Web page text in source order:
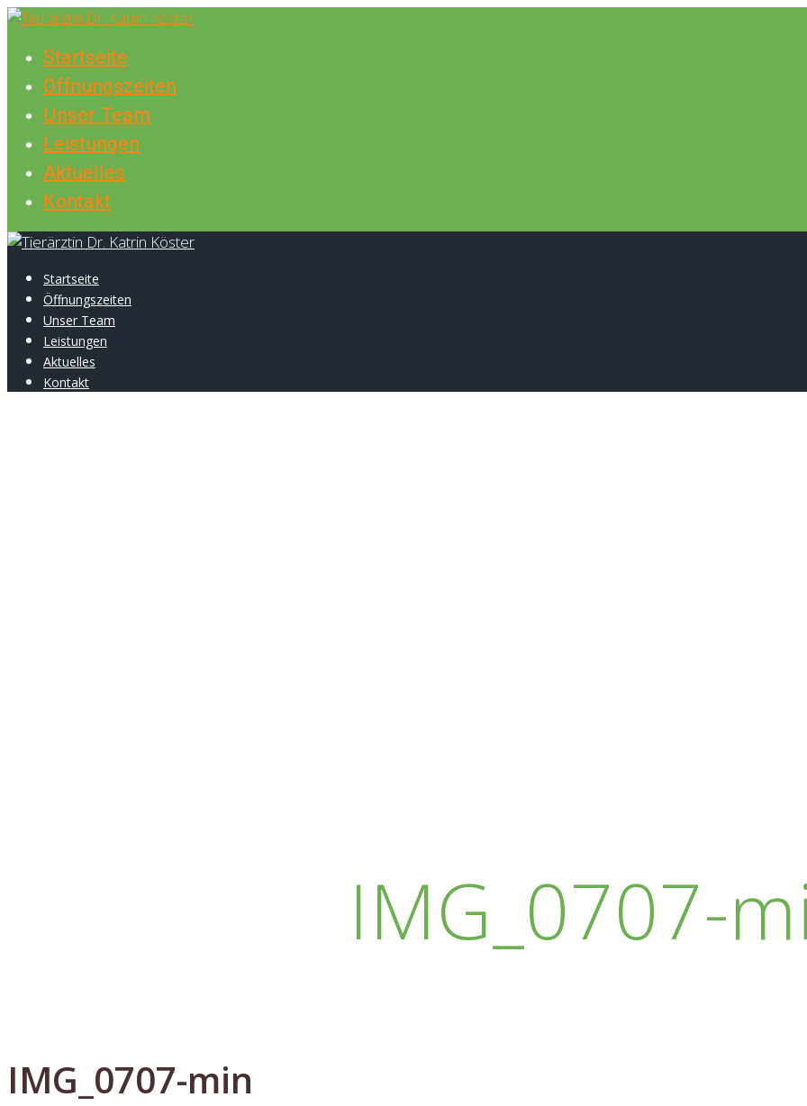
Skip
contentStartseite
Öffnungszeiten
Unser Team
Leistungen
Aktuelles
Kontakt
Startseite
Öffnungszeiten
Unser Team
Leistungen
Aktuelles
Kontakt
IMG_0707-
IMG_0707-min